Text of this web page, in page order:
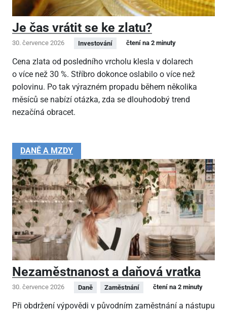
Je čas vrátit se ke zlatu?
30. července 2026 Investování čtení na 2 minuty
Cena zlata od posledního vrcholu klesla v dolarech
o více než 30 %. Stříbro dokonce oslabilo o více než
polovinu. Po tak výrazném propadu během několika
měsíců se nabízí otázka, zda se dlouhodobý trend
nezačíná obracet.
DANĚ A MZDY
Nezaměstnanost a daňová vratka
30. července 2026 Daně Zaměstnání čtení na 2 minuty
Při obdržení výpovědi v původním zaměstnání a nástupu